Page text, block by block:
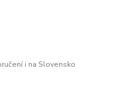
i na Slovensko